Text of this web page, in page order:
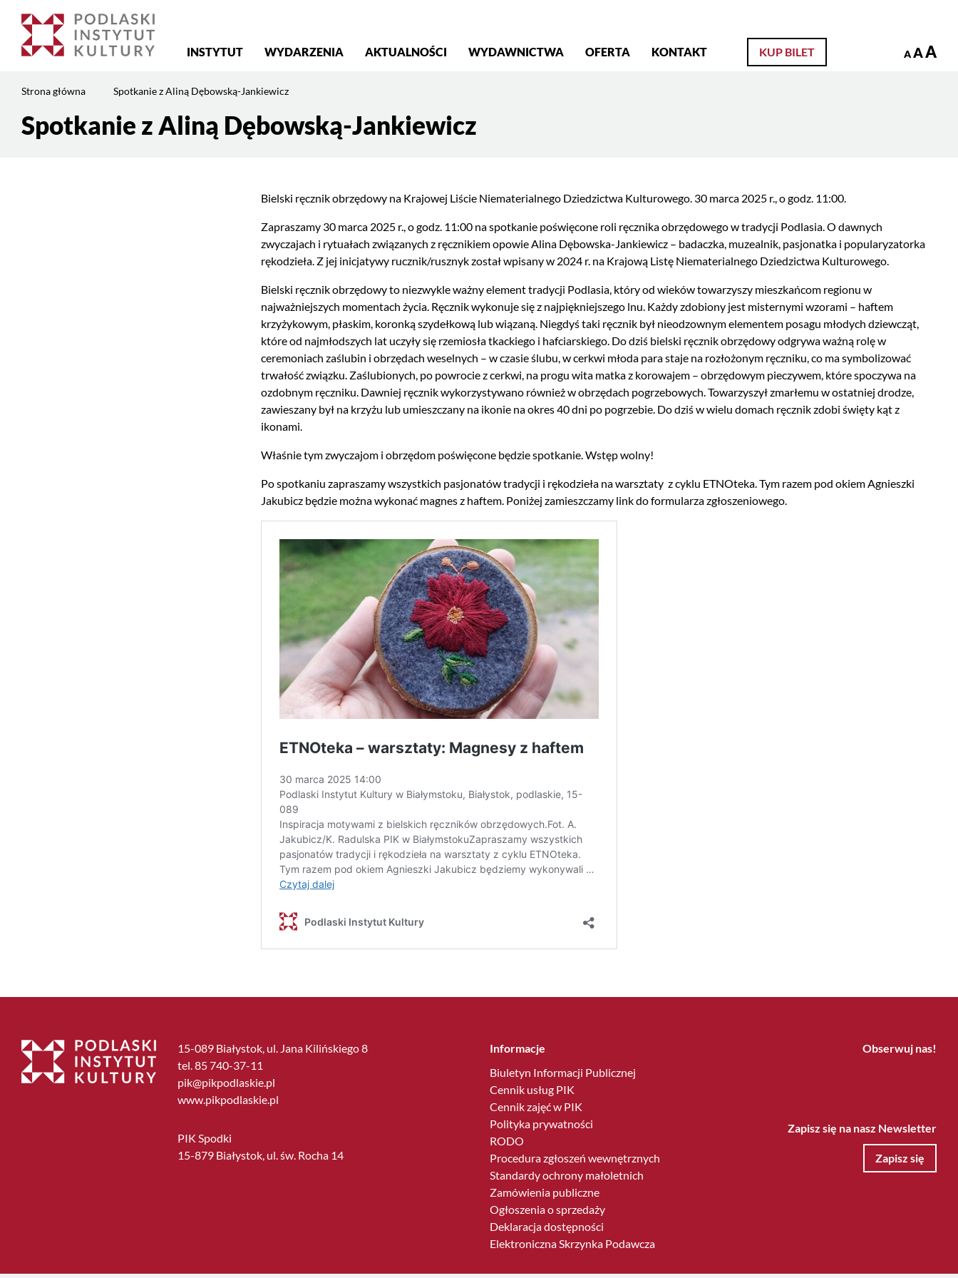
stronie:
Spotkanie
główne
INSTYTUT WYDARZENIA AKTUALNOŚCI WYDAWNICTWA OFERTA KONTAKT KUP BILET A AA
Strona główna Spotkanie z Aliną Dębowską-Jankiewicz
Treść
stronySpotkanie z Aliną Dębowską-Jankiewicz
Bielski ręcznik obrzędowy na Krajowej Liście Niematerialnego Dziedzictwa Kulturowego. 30 marca 2025 r., o godz. 11:00.
Zapraszamy 30 marca 2025 r., o godz. 11:00 na spotkanie poświęcone roli ręcznika obrzędowego w tradycji Podlasia. O dawnych
zwyczajach i rytuałach związanych z ręcznikiem opowie Alina Dębowska-Jankiewicz – badaczka, muzealnik, pasjonatka i popularyzatorka
rękodzieła. Z jej inicjatywy rucznik/rusznyk został wpisany w 2024 r. na Krajową Listę Niematerialnego Dziedzictwa Kulturowego.
Bielski ręcznik obrzędowy to niezwykle ważny element tradycji Podlasia, który od wieków towarzyszy mieszkańcom regionu w
najważniejszych momentach życia. Ręcznik wykonuje się z najpiękniejszego lnu. Każdy zdobiony jest misternymi wzorami – haftem
krzyżykowym, płaskim, koronką szydełkową lub wiązaną. Niegdyś taki ręcznik był nieodzownym elementem posagu młodych dziewcząt,
które od najmłodszych lat uczyły się rzemiosła tkackiego i hafciarskiego. Do dziś bielski ręcznik obrzędowy odgrywa ważną rolę w
ceremoniach zaślubin i obrzędach weselnych – w czasie ślubu, w cerkwi młoda para staje na rozłożonym ręczniku, co ma symbolizować
trwałość związku. Zaślubionych, po powrocie z cerkwi, na progu wita matka z korowajem – obrzędowym pieczywem, które spoczywa na
ozdobnym ręczniku. Dawniej ręcznik wykorzystywano również w obrzędach pogrzebowych. Towarzyszył zmarłemu w ostatniej drodze,
zawieszany był na krzyżu lub umieszczany na ikonie na okres 40 dni po pogrzebie. Do dziś w wielu domach ręcznik zdobi święty kąt z
ikonami.
Właśnie tym zwyczajom i obrzędom poświęcone będzie spotkanie. Wstęp wolny!
Po spotkaniu zapraszamy wszystkich pasjonatów tradycji i rękodzieła na warsztaty z cyklu ETNOteka. Tym razem pod okiem Agnieszki
Jakubicz będzie można wykonać magnes z haftem. Poniżej zamieszczamy link do formularza zgłoszeniowego.
15-089 Białystok, ul. Jana Kilińskiego 8
tel. 85 740-37-11
pik@pikpodlaskie.pl
www.pikpodlaskie.pl
PIK Spodki
15-879 Białystok, ul. św. Rocha 14
Informacje
Biuletyn Informacji Publicznej
Cennik usług PIK
Cennik zajęć w PIK
Polityka prywatności
RODO
Procedura zgłoszeń wewnętrznych
Standardy ochrony małoletnich
Zamówienia publiczne
Ogłoszenia o sprzedaży
Deklaracja dostępności
Elektroniczna Skrzynka Podawcza
Obserwuj nas!
Zapisz się na nasz Newsletter
Zapisz się